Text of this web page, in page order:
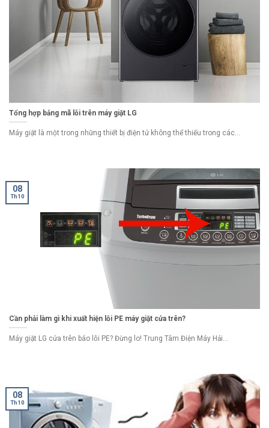
Tổng hợp bảng mã lỗi trên máy giặt LG
Máy giặt là một trong những thiết bị điện tử không thể thiếu trong các...
Cần phải làm gì khi xuất hiện lỗi PE máy giặt cửa trên?
Máy giặt LG cửa trên báo lỗi PE? Đừng lo! Trung Tâm Điện Máy Hải...
08
Th10
08
Th10